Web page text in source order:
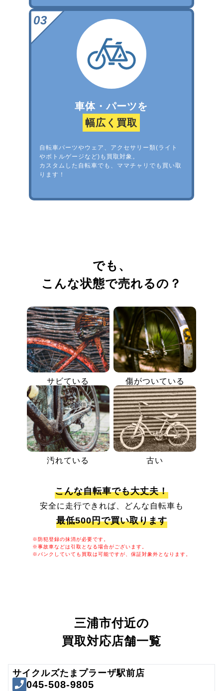
車体・パーツを
幅広く買取
自転車パーツやウェア、アクセサリー類(ライト
やボトルゲージなど)も買取対象。
カスタムした自転車でも、ママチャリでも買い取
ります！
でも、
こんな状態で売れるの？
サビている 傷がついている
汚れている 古い
こんな自転車でも大丈夫！
安全に走行できれば、どんな自転車も
最低500円で買い取ります
※防犯登録の抹消が必要です。
※事故車などは引取となる場合がございます。
※パンクしていても買取は可能ですが、保証対象外となります。
三浦市付近の
買取対応店舗一覧
サイクルズたまプラーザ駅前店
045-508-9805